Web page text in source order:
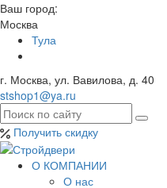
Ваш город:
Москва
Тула
г. Москва, ул. Вавилова, д. 40
stshop1@ya.ru
Получить скидку
О КОМПАНИИ
О нас